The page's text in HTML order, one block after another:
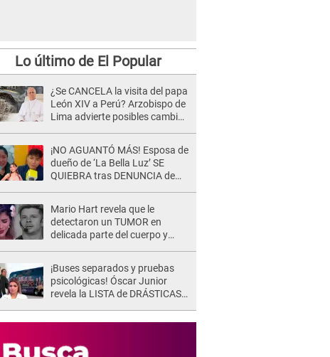
Lo último de El Popular
¿Se CANCELA la visita del papa
León XIV a Perú? Arzobispo de
Lima advierte posibles cambios
¡NO AGUANTÓ MÁS! Esposa de
dueño de ‘La Bella Luz’ SE
QUIEBRA tras DENUNCIA de
Mario Hart revela que le
detectaron un TUMOR en
delicada parte del cuerpo y
¡Buses separados y pruebas
psicológicas! Óscar Junior
revela la LISTA de DRÁSTICAS